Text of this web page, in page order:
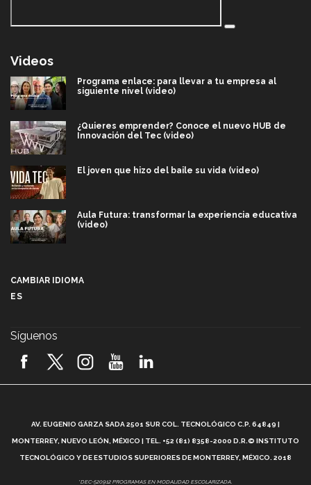
Videos
Programa enlace: para llevar a tu empresa al
siguiente nivel (video)
¿Quieres emprender? Conoce el nuevo HUB de
Innovación del Tec (video)
El joven que hizo del baile su vida (video)
Aula Futura: transformar la experiencia educativa
(video)
2026! (video)
¿Cómo es el Modelo Educativo Tec? (video)
Vida Tec: Feminismo e Inteligencia Artificial, Paola
CAMBIAR IDIOMA
ES
Síguenos
AV. EUGENIO GARZA SADA 2501 SUR COL. TECNOLÓGICO C.P. 64849 |
MONTERREY, NUEVO LEÓN, MÉXICO | TEL. +52 (81) 8358-2000 D.R.© INSTITUTO
TECNOLÓGICO Y DE ESTUDIOS SUPERIORES DE MONTERREY, MÉXICO. 2018
*DEC-520912 PROGRAMAS EN MODALIDAD ESCOLARIZADA.